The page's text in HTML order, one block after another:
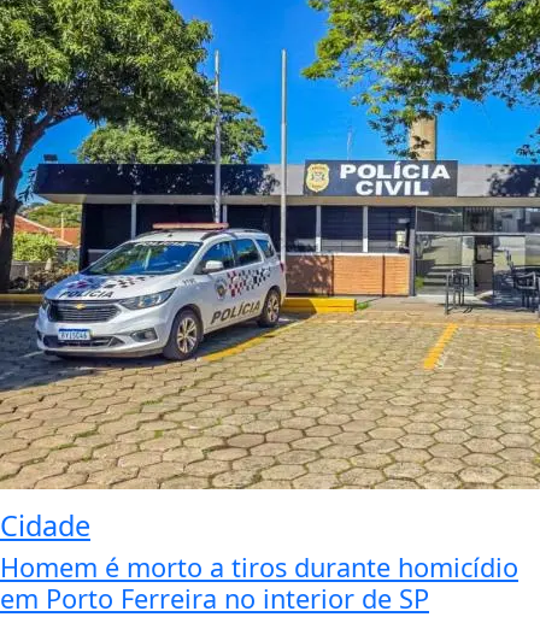
Cidade
Homem é morto a tiros durante homicídio
em Porto Ferreira no interior de SP